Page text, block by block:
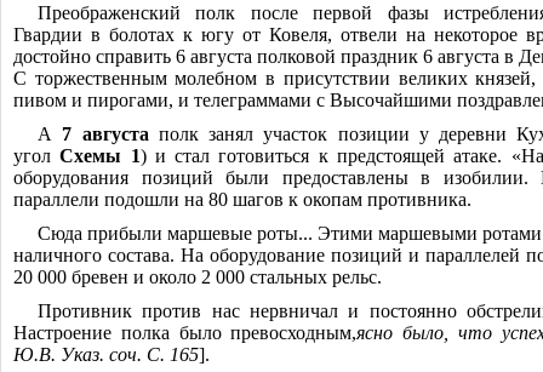
Преображенский полк после первой фазы
Гвардии в болотах к югу от Ковеля, отвели на некоторое
достойно справить 6 августа полковой праздник 6 августа в
С торжественным молебном в присутствии великих
пивом и пирогами, и телеграммами с Высочайшими
А 7 августа полк занял участок позиции у деревни
уголСхемы 1) и стал готовиться к предстоящей атаке.
оборудования позиций были предоставлены в
параллели подошли на 80 шагов к окопам противника.
Сюда прибыли маршевые роты... Этими маршевыми ротами
наличного состава. На оборудование позиций и параллелей
20 000 бревен и около 2 000 стальных рельс.
Противник против нас нервничал и постоянно
Настроение полка было превосходным,ясно было, что
Ю.В. Указ. соч. С. 165].